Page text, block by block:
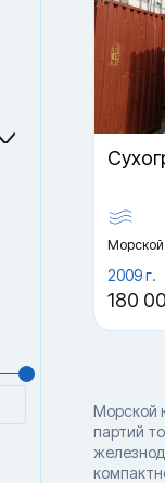
Морской
2009 г.
180
Морской
партий